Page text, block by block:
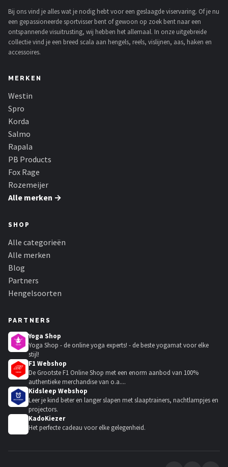
Bij ons vind je alles wat je nodig hebt voor een geslaagde viservaring. Of je nu
een gepassioneerde sportvisser bent of gewoon op zoek bent naar een
ontspannende visuitrusting, wij hebben het allemaal. In onze uitgebreide
collectie vind je een breed scala aan hengels, reels, vislijnen, aas, haken en
accessoires.
MERKEN
Westin
Spro
Korda
Salmo
Rapala
PB Products
Fox Rage
Rozemeijer
Alle merken →
SHOP
Alle categorieën
Alle merken
Blog
Partners
Hengelsoorten
PARTNERS
Yoga Shop
Yoga Shop - de online yoga experts! - de beste yogamat voor elke
stijl!
F1 Webshop
De Grootste F1 Online Shop met een enorm aanbod van 100%
authentieke merchandise van o.a....
Kidsleep Webshop
Leer je kind beter en langer slapen met slaaptrainers, nachtlampjes en
projectors.
KadoKiezer
Het perfecte cadeau voor elke gelegenheid.